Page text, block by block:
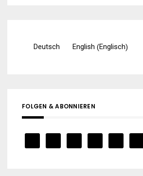
Deutsch English (Englisch)
FOLGEN & ABONNIEREN